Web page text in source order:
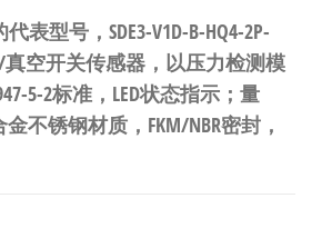
代表型号，SDE3-V1D-B-HQ4-2P-
/真空开关传感器，以压力检测模
5-2标准，LED状态指示；量
不锈钢材质，FKM/NBR密封，